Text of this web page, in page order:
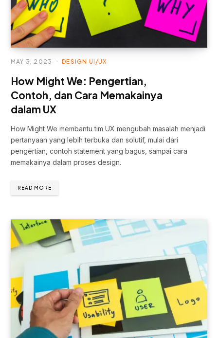
DESIGN UI/UX
MAY 3, 2023
How Might We: Pengertian,
Contoh, dan Cara Memakainya
dalam UX
How Might We membantu tim UX mengubah masalah menjadi
pertanyaan yang lebih terbuka dan solutif, mulai dari
pengertian, contoh statement yang bagus, sampai cara
memakainya dalam proses design.
READ MORE